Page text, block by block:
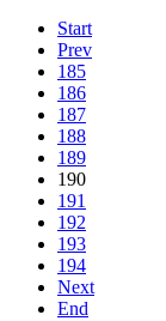
Start
Prev
185
186
187
188
189
190
191
192
193
194
Next
End